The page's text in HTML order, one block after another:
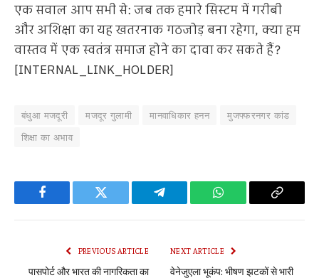
एक सवाल आप सभी से: जब तक हमारे सिस्टम में गरीबी
और अशिक्षा का यह खतरनाक गठजोड़ बना रहेगा, क्या हम
वास्तव में एक स्वतंत्र समाज होने का दावा कर सकते हैं?
[INTERNAL_LINK_HOLDER]
बंधुआ मजदूरी मजदूर गुलामी मानवाधिकार हनन
मुजफ्फरनगर कांड
शिक्षा का अभाव
Facebook Twitter Telegram WhatsApp Copy
PREVIOUS ARTICLE
पासपोर्ट और भारत की नागरिकता का
NEXT ARTICLE
वेनेजुएला भूकंप: भीषण झटकों से भारी